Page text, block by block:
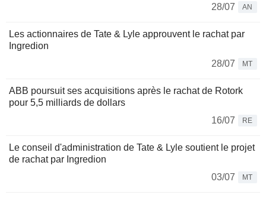
28/07
AN
Les actionnaires de Tate & Lyle approuvent le rachat par
Ingredion
28/07
MT
ABB poursuit ses acquisitions après le rachat de Rotork
pour 5,5 milliards de dollars
16/07
RE
Le conseil d'administration de Tate & Lyle soutient le projet
de rachat par Ingredion
03/07
MT